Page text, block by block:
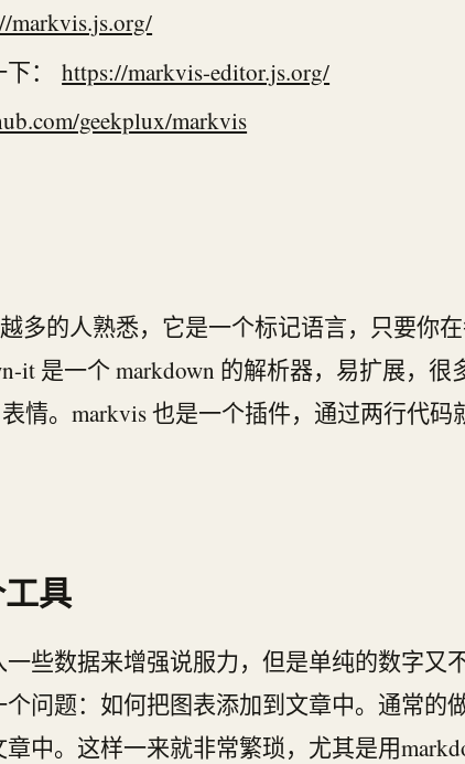
markvis.js.org/
下：https://markvis-editor.js.org/
geekplux/markvis
多的人熟悉，它是一个标记语言，只要你
it 是一个 markdown 的解析器，易扩展，
情。markvis 也是一个插件，通过两行代
具
些数据来增强说服力，但是单纯的数字又
问题：如何把图表添加到文章中。通常的
中。这样一来就非常繁琐，尤其是用